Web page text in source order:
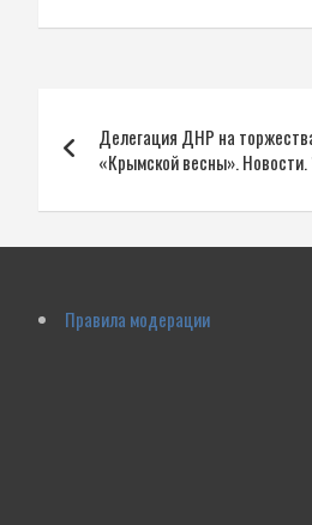
по
записям
Делегация ДНР на
«Крымской весны».
Правила модерации